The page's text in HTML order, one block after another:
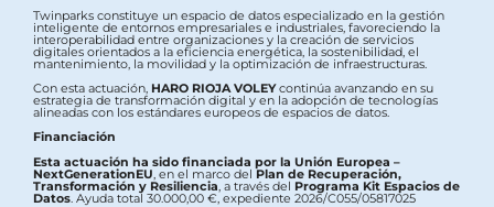
Twinparks constituye un espacio de datos especializado en la gestión
inteligente de entornos empresariales e industriales, favoreciendo la
interoperabilidad entre organizaciones y la creación de servicios
digitales orientados a la eficiencia energética, la sostenibilidad, el
mantenimiento, la movilidad y la optimización de infraestructuras.
Con esta actuación, HARO RIOJA VOLEYcontinúa avanzando en su
estrategia de transformación digital y en la adopción de tecnologías
alineadas con los estándares europeos de espacios de datos.
Financiación
Esta actuación ha sido financiada por la Unión Europea –
NextGenerationEU , en el marco delPlan de Recuperación,
Transformación y Resiliencia , a través del Programa Kit Espacios de
Datos . Ayuda total 30.000,00 €, expediente 2026/C055/05817025